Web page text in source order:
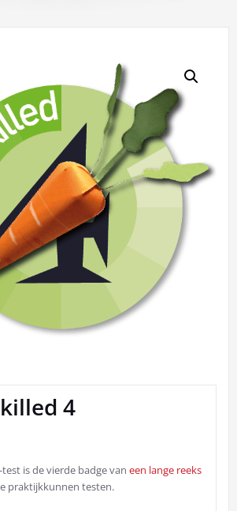
4
test is de vierde badge vaneen lange reeks
praktijkkunnen testen.